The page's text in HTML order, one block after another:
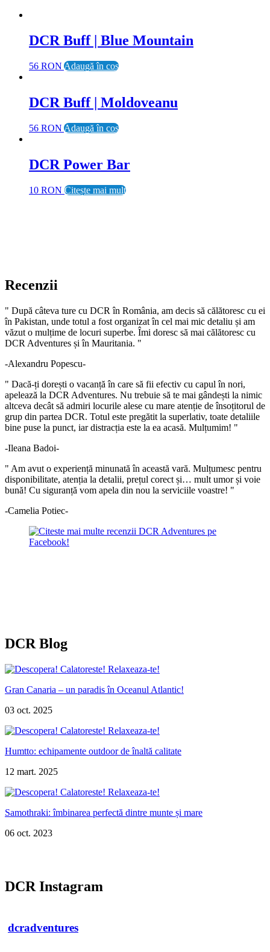
DCR Buff | Blue Mountain
56 RON Adaugă în coș
DCR Buff | Moldoveanu
56 RON Adaugă în coș
DCR Power Bar
10 RON Citește mai mult
Recenzii
" După câteva ture cu DCR în România, am decis să călătoresc cu ei
în Pakistan, unde totul a fost organizat în cel mai mic detaliu și am
văzut o mulțime de locuri superbe. Îmi doresc să mai călătoresc cu
DCR Adventures și în Mauritania. "
-Alexandru Popescu-
" Dacă-ți dorești o vacanță în care să fii efectiv cu capul în nori,
apelează la DCR Adventures. Nu trebuie să te mai gândești la nimic
altceva decât să admiri locurile alese cu mare atenție de însoțitorul de
grup din partea DCR. Totul este pregătit la superlativ, toate detaliile
bine puse la punct, iar distracția este la ea acasă. Mulțumim! "
-Ileana Badoi-
" Am avut o experiență minunată în această vară. Mulțumesc pentru
disponibilitate, atenția la detalii, prețul corect și… mult umor și voie
bună! Cu siguranță vom apela din nou la serviciile voastre! "
-Camelia Potiec-
DCR Blog
Gran Canaria – un paradis în Oceanul Atlantic!
03 oct. 2025
Humtto: echipamente outdoor de înaltă calitate
12 mart. 2025
Samothraki: îmbinarea perfectă dintre munte și mare
06 oct. 2023
DCR Instagram
dcradventures